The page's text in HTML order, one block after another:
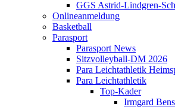
GGS Astrid-Lindgren-
Onlineanmeldung
Basketball
Parasport
Parasport News
Sitzvolleyball-DM 2026
Para Leichtathletik
Para Leichtathletik
Top-Kader
Irmgard